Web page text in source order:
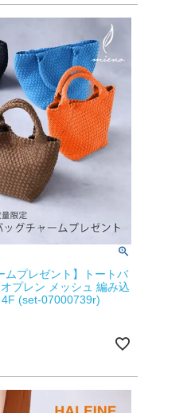
ムプレゼント】トートバ
プレン メッシュ 編み込
(set-07000739r)